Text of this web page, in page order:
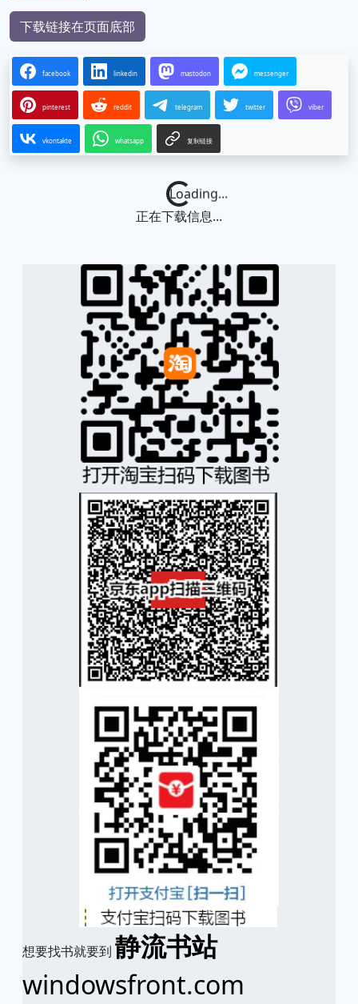
下载链接在页面底部
facebook linkedin mastodon messenger
pinterest reddit telegram twitter viber
vkontakte whatsapp 复制链接
Loading...
正在下载信息...
想要找书就要到 静流书站
windowsfront.com